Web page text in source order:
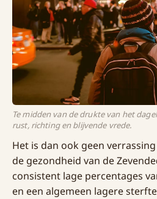
Te midden van de drukte van het
rust, richting en blijvende vrede.
Het is dan ook geen
de gezondheid van de
consistent lage percentages
en een algemeen lagere